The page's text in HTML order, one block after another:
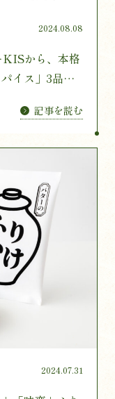
2024.08.08
KISから、本格
イス」3品を8
記事を読む
2024.07.31